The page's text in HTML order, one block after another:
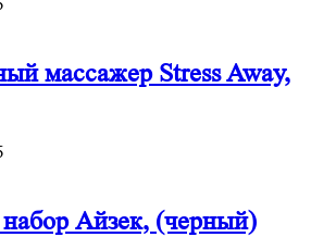
массажер Stress Away,
Айзек, (черный)